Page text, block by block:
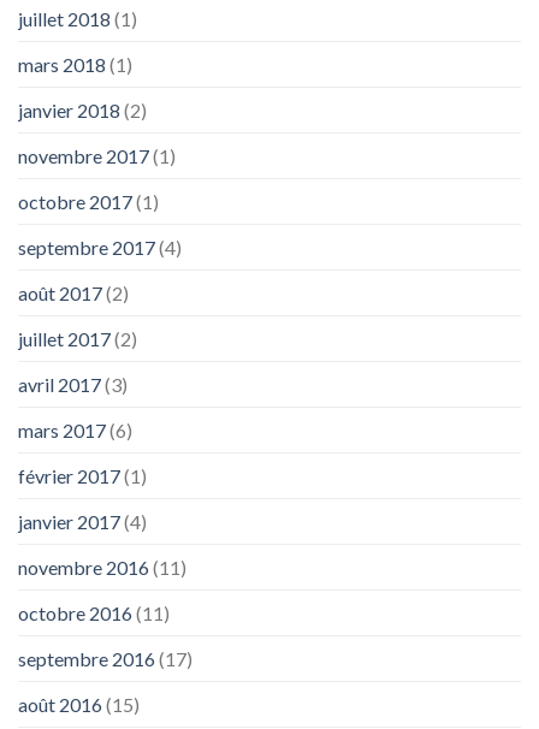
juillet 2018 (1)
mars 2018 (1)
janvier 2018 (2)
novembre 2017(1)
octobre 2017(1)
septembre 2017(4)
août 2017(2)
juillet 2017(2)
avril 2017(3)
mars 2017(6)
février 2017(1)
janvier 2017(4)
novembre 2016(11)
octobre 2016(11)
septembre 2016(17)
août 2016(15)